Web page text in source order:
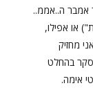
אמבר ה..אממ..
או אפילו,
מחזיק
בהחלט
אימה.